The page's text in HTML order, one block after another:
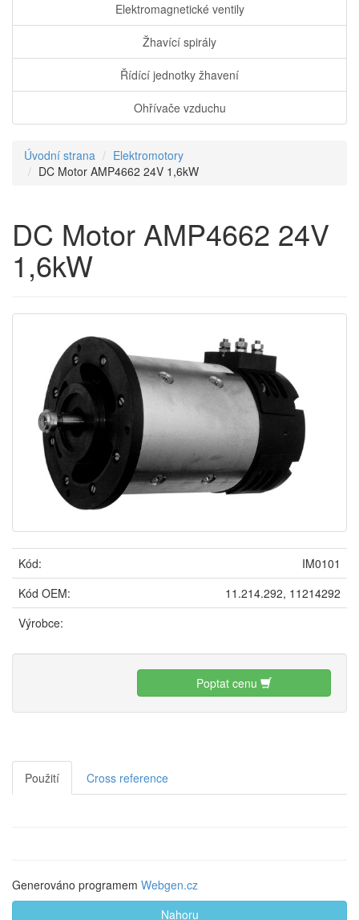
Elektromagnetické ventily
Žhavící spirály
Řídící jednotky žhavení
Ohřívače vzduchu
Úvodní strana
Elektromotory
DC Motor AMP4662 24V 1,6kW
DC Motor AMP4662 24V
1,6kW
Kód:
IM0101
Kód OEM:
11.214.292, 11214292
Výrobce:
Poptat cenu
Použití Cross reference
Generováno programem Webgen.cz
Nahoru